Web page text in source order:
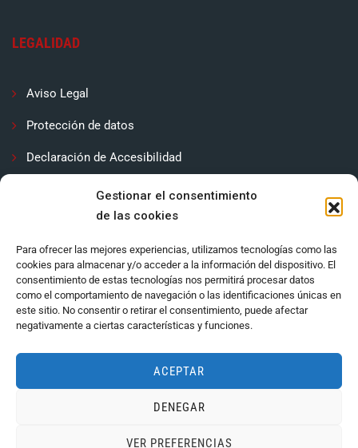
Gestionar el consentimiento
de las cookies
Para ofrecer las mejores experiencias, utilizamos tecnologías como las
cookies para almacenar y/o acceder a la información del dispositivo. El
consentimiento de estas tecnologías nos permitirá procesar datos
como el comportamiento de navegación o las identificaciones únicas en
este sitio. No consentir o retirar el consentimiento, puede afectar
negativamente a ciertas características y funciones.
ACEPTAR
DENEGAR
VER PREFERENCIAS
LEGALIDAD
Aviso Legal
Protección de datos
Declaración de Accesibilidad
Política de cookies (UE)
Ayuntamiento de Córdoba 2024.